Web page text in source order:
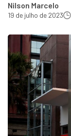
Nilson Marcelo
19 de julho de 2023